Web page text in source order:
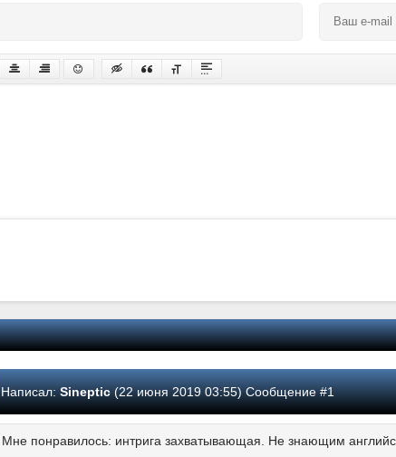
Написал: Sineptic(22 июня 2019 03:55) Сообщение #1
Мне понравилось: интрига захватывающая. Не знающим